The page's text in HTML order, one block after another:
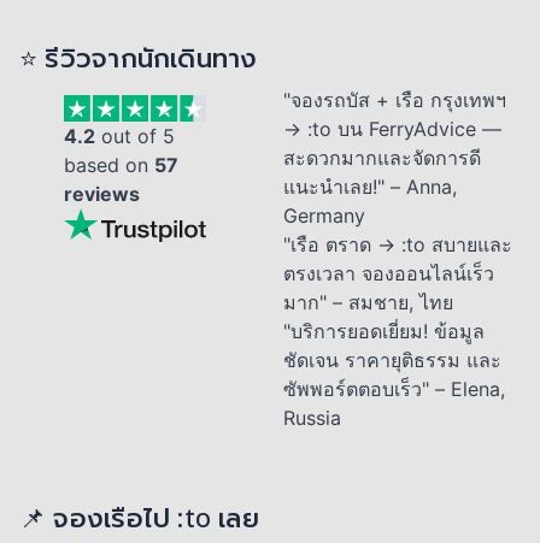
⭐ รีวิวจากนักเดินทาง
4.2 out of 5
based on 57
reviews
"จองรถบัส + เรือ กรุงเทพฯ
→ :to บน FerryAdvice —
สะดวกมากและจัดการดี
แนะนำเลย!" – Anna,
Germany
"เรือ ตราด → :to สบายและ
ตรงเวลา จองออนไลน์เร็ว
มาก" – สมชาย, ไทย
"บริการยอดเยี่ยม! ข้อมูล
ชัดเจน ราคายุติธรรม และ
ซัพพอร์ตตอบเร็ว" – Elena,
Russia
📌 จองเรือไป :to เลย